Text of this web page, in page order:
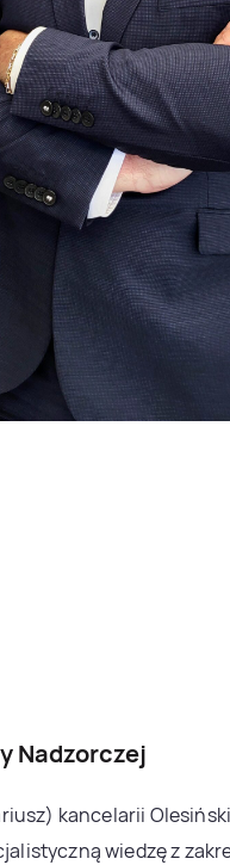
Nadzorczej
kancelarii
wiedzę z